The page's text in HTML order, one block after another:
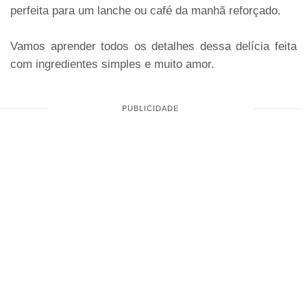
perfeita para um lanche ou café da manhã reforçado.
Vamos aprender todos os detalhes dessa delícia feita
com ingredientes simples e muito amor.